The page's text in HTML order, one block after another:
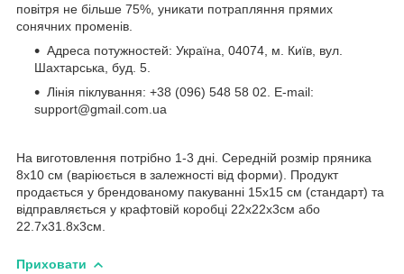
повітря не більше 75%, уникати потрапляння прямих
сонячних променів.
Адреса потужностей: Україна, 04074, м. Київ, вул.
Шахтарська, буд. 5.
Лінія піклування: +38 (096) 548 58 02. E-mail:
support@gmail.com.ua
На виготовлення потрібно 1-3 дні. Cередній розмір пряника
8х10 см (варіюється в залежності від форми). Продукт
продається у брендованому пакуванні 15х15 см (стандарт) та
відправляється у крафтовій коробці 22х22х3см або
22.7х31.8х3см.
Приховати